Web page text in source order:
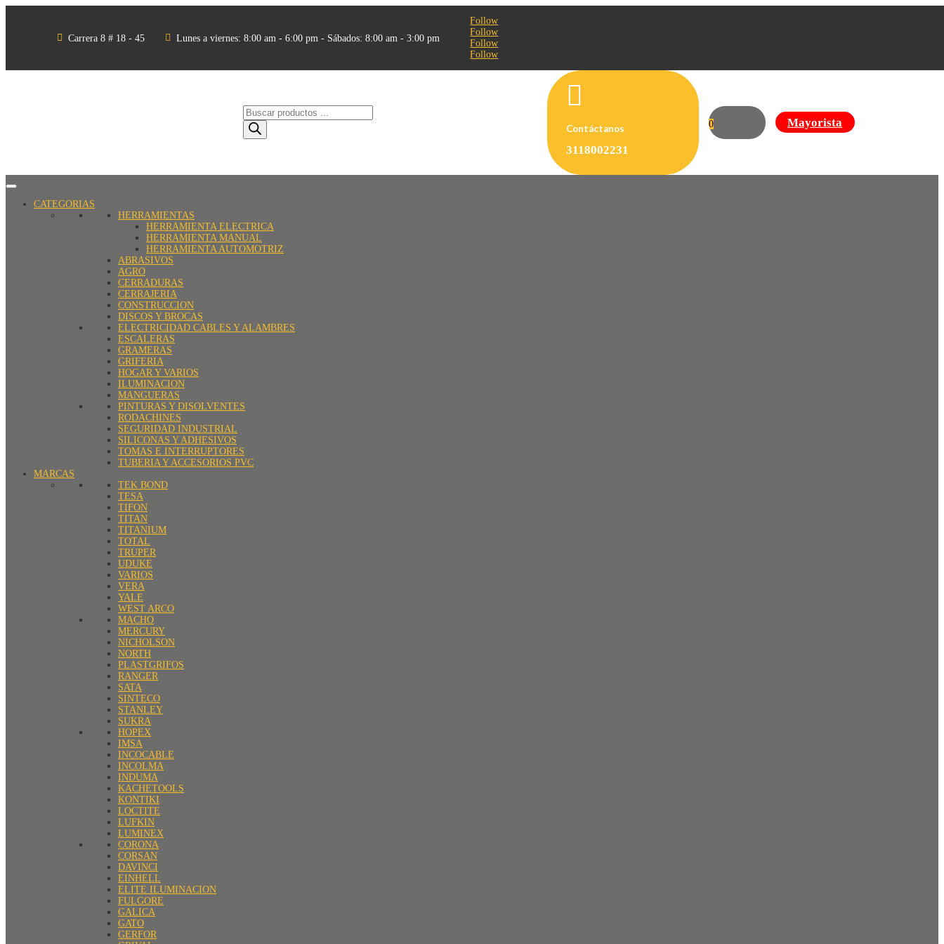
 Carrera 8 # 18 - 45  Lunes a viernes: 8:00 am - 6:00 pm - Sábados: 8:00 am - 3:00 pm
Follow
Follow
Follow
Follow
Búsqueda
de
productos

Contáctanos
3118002231
0 Mayorista
CATEGORIAS
HERRAMIENTAS
HERRAMIENTA ELECTRICA
HERRAMIENTA MANUAL
HERRAMIENTA AUTOMOTRIZ
ABRASIVOS
AGRO
CERRADURAS
CERRAJERIA
CONSTRUCCION
DISCOS Y BROCAS
ELECTRICIDAD CABLES Y ALAMBRES
ESCALERAS
GRAMERAS
GRIFERIA
HOGAR Y VARIOS
ILUMINACION
MANGUERAS
PINTURAS Y DISOLVENTES
RODACHINES
SEGURIDAD INDUSTRIAL
SILICONAS Y ADHESIVOS
TOMAS E INTERRUPTORES
TUBERIA Y ACCESORIOS PVC
MARCAS
TEK BOND
TESA
TIFON
TITAN
TITANIUM
TOTAL
TRUPER
UDUKE
VARIOS
VERA
YALE
WEST ARCO
MACHO
MERCURY
NICHOLSON
NORTH
PLASTGRIFOS
RANGER
SATA
SINTECO
STANLEY
SUKRA
HOPEX
IMSA
INCOCABLE
INCOLMA
INDUMA
KACHETOOLS
KONTIKI
LOCTITE
LUFKIN
LUMINEX
CORONA
CORSAN
DAVINCI
EINHELL
ELITE ILUMINACION
FULGORE
GALICA
GATO
GERFOR